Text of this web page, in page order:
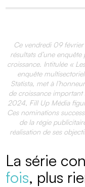
Ce vendredi 09
résultats d’une
croissance. Intitulée «
enquête
Statista, met à
de croissance important
2024, Fill Up Média
Ces nominations
de la régie
réalisation de ses
La série
fois, plus